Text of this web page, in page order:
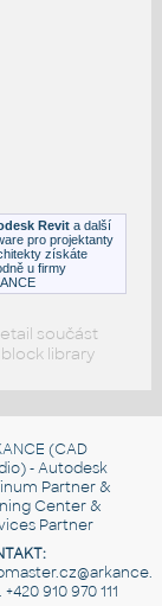
Revit a další
pro projektanty
získáte
u firmy
součást
library
(CAD
- Autodesk
Partner &
Center &
Partner
+420 910 970 111